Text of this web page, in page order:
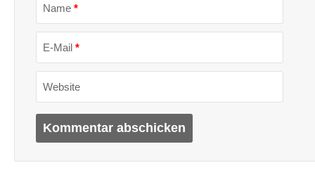
Name *
E-Mail *
Website